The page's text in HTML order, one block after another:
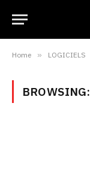
Home » LOGICIELS
BROWSING: